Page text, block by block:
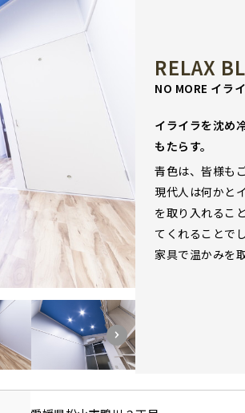
RELAX
NO MORE イライ
イライラを沈め
もたらす。
青色は、皆様も
現代人は何かと
を取り入れるこ
てくれることで
家具で温かみを